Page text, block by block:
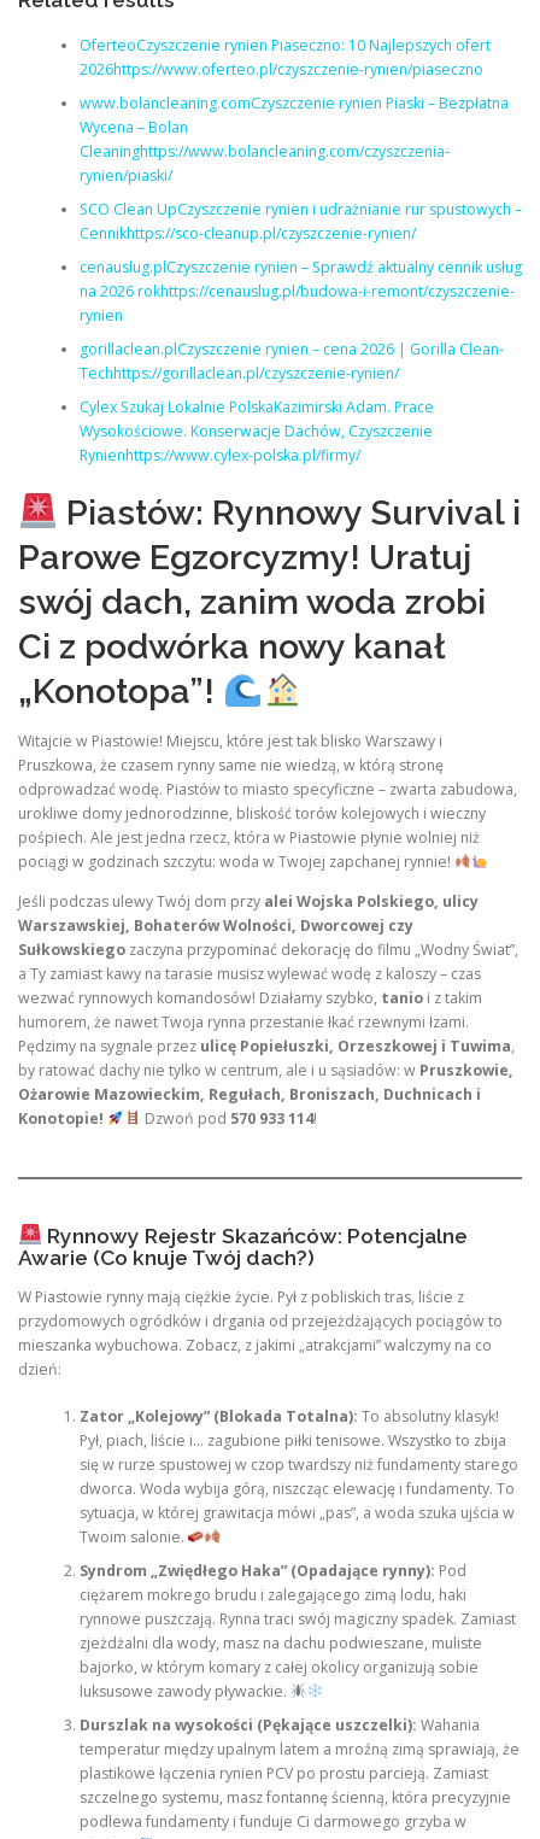
OferteoCzyszczenie rynien Piaseczno: 10 Najlepszych ofert
2026https://www.oferteo.pl/czyszczenie-rynien/piaseczno
www.bolancleaning.comCzyszczenie rynien Piaski – Bezpłatna
Wycena – Bolan
Cleaninghttps://www.bolancleaning.com/czyszczenia-
rynien/piaski/
SCO Clean UpCzyszczenie rynien i udrażnianie rur spustowych –
Cennikhttps://sco-cleanup.pl/czyszczenie-rynien/
cenauslug.plCzyszczenie rynien – Sprawdź aktualny cennik usług
na 2026 rokhttps://cenauslug.pl/budowa-i-remont/czyszczenie-
rynien
gorillaclean.plCzyszczenie rynien – cena 2026 | Gorilla Clean-
Techhttps://gorillaclean.pl/czyszczenie-rynien/
Cylex Szukaj Lokalnie PolskaKazimirski Adam. Prace
Wysokościowe. Konserwacje Dachów, Czyszczenie
Rynienhttps://www.cylex-polska.pl/firmy/
Piastów: Rynnowy Survival i
Parowe Egzorcyzmy! Uratuj
swój dach, zanim woda zrobi
Ci z podwórka nowy kanał
„Konotopa”!
Witajcie w Piastowie! Miejscu, które jest tak blisko Warszawy i
Pruszkowa, że czasem rynny same nie wiedzą, w którą stronę
odprowadzać wodę. Piastów to miasto specyficzne – zwarta zabudowa,
urokliwe domy jednorodzinne, bliskość torów kolejowych i wieczny
pośpiech. Ale jest jedna rzecz, która w Piastowie płynie wolniej niż
pociągi w godzinach szczytu: woda w Twojej zapchanej rynnie!
Jeśli podczas ulewy Twój dom przy alei Wojska Polskiego, ulicy
Warszawskiej, Bohaterów Wolności, Dworcowej czy
Sułkowskiego zaczyna przypominać dekorację do filmu „Wodny Świat”,
a Ty zamiast kawy na tarasie musisz wylewać wodę z kaloszy – czas
wezwać rynnowych komandosów! Działamy szybko, tanio i z takim
humorem, że nawet Twoja rynna przestanie łkać rzewnymi łzami.
Pędzimy na sygnale przez ulicę Popiełuszki, Orzeszkowej i Tuwima,
by ratować dachy nie tylko w centrum, ale i u sąsiadów: w Pruszkowie,
Ożarowie Mazowieckim, Regułach, Broniszach, Duchnicach i
Konotopie!
Dzwoń pod 570 933 114!
Rynnowy Rejestr Skazańców: Potencjalne
Awarie (Co knuje Twój dach?)
W Piastowie rynny mają ciężkie życie. Pył z pobliskich tras, liście z
przydomowych ogródków i drgania od przejeżdżających pociągów to
mieszanka wybuchowa. Zobacz, z jakimi „atrakcjami” walczymy na co
dzień:
Zator „Kolejowy” (Blokada Totalna): To absolutny klasyk!
Pył, piach, liście i… zagubione piłki tenisowe. Wszystko to zbija
się w rurze spustowej w czop twardszy niż fundamenty starego
dworca. Woda wybija górą, niszcząc elewację i fundamenty. To
sytuacja, w której grawitacja mówi „pas”, a woda szuka ujścia w
Twoim salonie.
Syndrom „Zwiędłego Haka” (Opadające rynny): Pod
ciężarem mokrego brudu i zalegającego zimą lodu, haki
rynnowe puszczają. Rynna traci swój magiczny spadek. Zamiast
zjeżdżalni dla wody, masz na dachu podwieszane, muliste
bajorko, w którym komary z całej okolicy organizują sobie
luksusowe zawody pływackie.
Durszlak na wysokości (Pękające uszczelki): Wahania
temperatur między upalnym latem a mroźną zimą sprawiają, że
plastikowe łączenia rynien PCV po prostu parcieją. Zamiast
szczelnego systemu, masz fontannę ścienną, która precyzyjnie
podlewa fundamenty i funduje Ci darmowego grzyba w